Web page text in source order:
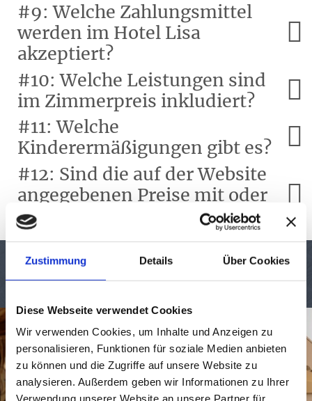
Zustimmung Details Über Cookies
Diese Webseite verwendet Cookies
Wir verwenden Cookies, um Inhalte und Anzeigen zu
personalisieren, Funktionen für soziale Medien anbieten
zu können und die Zugriffe auf unsere Website zu
analysieren. Außerdem geben wir Informationen zu Ihrer
Verwendung unserer Website an unsere Partner für
#9: Welche Zahlungsmittel
werden im Hotel Lisa
akzeptiert?
#10: Welche Leistungen sind
im Zimmerpreis inkludiert?
#11: Welche
Kinderermäßigungen gibt es?
#12: Sind die auf der Website
angegebenen Preise mit oder
ohne Ortstaxe?
#HOTELLISA
1/9